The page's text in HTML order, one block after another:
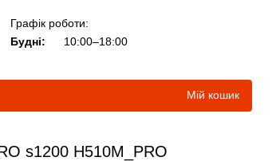
Графік роботи:
Будні:
10:00–18:00
Мій кошик
s1200 H510M_PRO